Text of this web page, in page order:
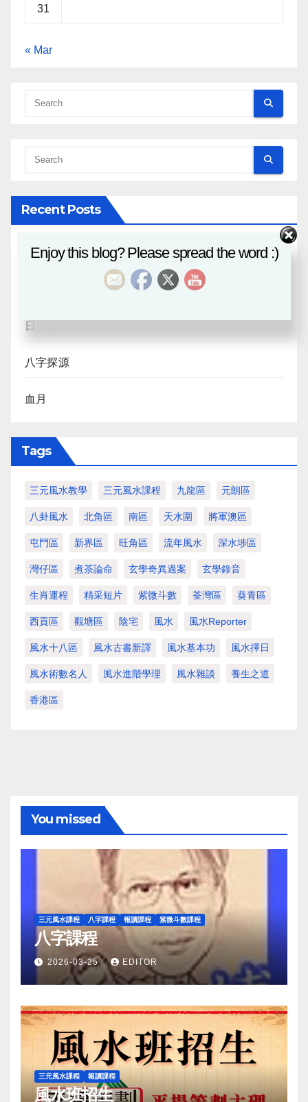
31
« Mar
Recent Posts
八字課程
日月合朔
八字探源
血月
Tags
三元風水教學 三元風水課程 九龍區 元朗區
八卦風水 北角區 南區 天水圍 將軍澳區
屯門區 新界區 旺角區 流年風水 深水埗區
灣仔區 煮茶論命 玄學奇異過案 玄學錄音
生肖運程 精采短片 紫微斗數 荃灣區 葵青區
西貢區 觀塘區 陰宅 風水 風水Reporter
風水十八區 風水古書新譯 風水基本功 風水擇日
風水術數名人 風水進階學理 風水雜談 養生之道
香港區
You missed
三元風水課程 八字課程 報讀課程 紫微斗數課程
八字課程
2026-03-25 EDITOR
三元風水課程 報讀課程
風水班招生
Enjoy this blog? Please spread the word :)